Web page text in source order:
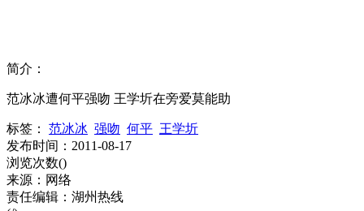
简介：
范冰冰遭何平强吻 王学圻在旁爱莫能助
标签： 范冰冰 强吻 何平 王学圻
发布时间：2011-08-17
浏览次数()
来源：网络
责任编辑：湖州热线